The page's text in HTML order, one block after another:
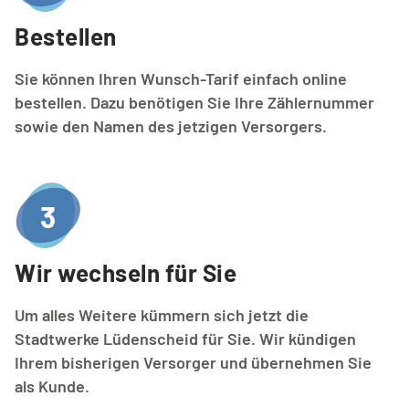
Bestellen
Sie können Ihren Wunsch-Tarif einfach online
bestellen. Dazu benötigen Sie Ihre Zählernummer
sowie den Namen des jetzigen Versorgers.
3
Wir wechseln für Sie
Um alles Weitere kümmern sich jetzt die
Stadtwerke Lüdenscheid für Sie. Wir kündigen
Ihrem bisherigen Versorger und übernehmen Sie
als Kunde.